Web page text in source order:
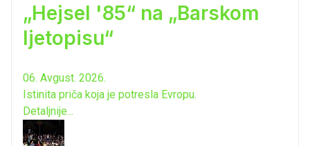
„Hejsel '85“ na „Barskom
ljetopisu“
06. Avgust. 2026.
Istinita priča koja je potresla Evropu.
Detaljnije...